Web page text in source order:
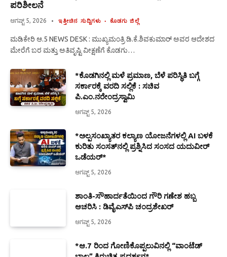
ಪರಿಶೀಲನೆ
ಆಗಷ್ಟ್ 5, 2026 ಇತ್ತೀಚಿನ ಸುದ್ದಿಗಳು ಕೊಡಗು ಜಿಲ್ಲೆ
ಮಡಿಕೇರಿ ಆ.5 NEWS DESK : ಮುಖ್ಯಮಂತ್ರಿ ಡಿ.ಕೆ.ಶಿವಕುಮಾರ್ ಅವರ ಆದೇಶದ
ಮೇರೆಗೆ ಬರ ಮತ್ತು ಅತಿವೃಷ್ಟಿ ವೀಕ್ಷಣೆಗೆ ಕೊಡಗು…
*ಕೊಡಗಿನಲ್ಲಿ ಮಳೆ ಪ್ರಮಾಣ, ಬೆಳೆ ಪರಿಸ್ಥಿತಿ ಬಗ್ಗೆ
ಸರ್ಕಾರಕ್ಕೆ ವರದಿ ಸಲ್ಲಿಕೆ : ಸಚಿವ
ಪಿ.ಎಂ.ನರೇಂದ್ರಸ್ವಾಮಿ
ಆಗಷ್ಟ್ 5, 2026
*ಅಲ್ಪಸಂಖ್ಯಾತರ ಕಲ್ಯಾಣ ಯೋಜನೆಗಳಲ್ಲಿ AI ಬಳಕೆ
ಕುರಿತು ಸಂಸತ್‌ನಲ್ಲಿ ಪ್ರಶ್ನಿಸಿದ ಸಂಸದ ಯದುವೀರ್
ಒಡೆಯರ್*
ಆಗಷ್ಟ್ 5, 2026
ಶಾಂತಿ-ಸೌಹಾರ್ದತೆಯಿಂದ ಗೌರಿ ಗಣೇಶ ಹಬ್ಬ
ಆಚರಿಸಿ : ಡಿವೈಎಸ್‍ಪಿ ಚಂದ್ರಶೇಖರ್
ಆಗಷ್ಟ್ 5, 2026
*ಆ.7 ರಿಂದ ಗೋಣಿಕೊಪ್ಪಲುವಿನಲ್ಲಿ “ವಾಂಟೆಡ್